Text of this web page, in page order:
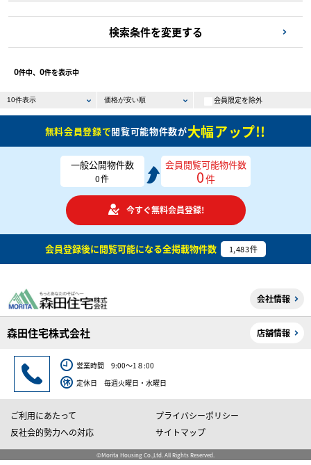
検索条件を変更する
0件中、 0件を表示中
会員限定を除外
無料会員登録で閲覧可能物件数が大幅アップ!!
一般公開物件数
0件
会員閲覧可能物件数
0件
今すぐ無料会員登録!
会員登録後に閲覧可能になる全掲載物件数 1,483件
会社情報
森田住宅株式会社 店舗情報
営業時間 9:00～1８:00
定休日 毎週火曜日・水曜日
ご利用にあたって
プライバシーポリシー
反社会的勢力への対応
サイトマップ
©Morita Housing Co.,Ltd. All Rights Reserved.